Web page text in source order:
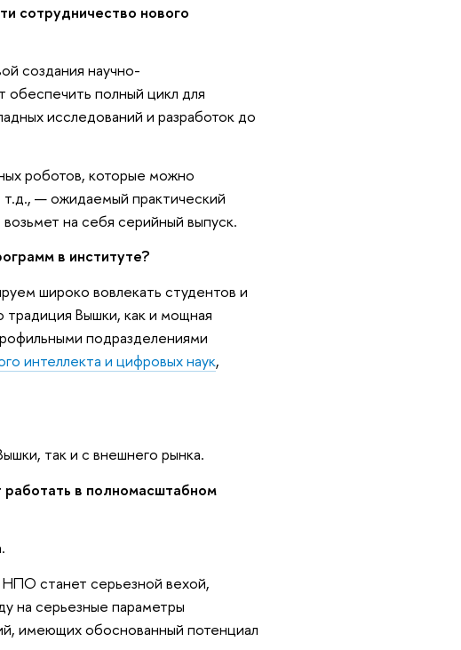
сотрудничество нового
создания научно-
полный цикл для
исследований и разработок до
роботов, которые можно
т.д., — ожидаемый практический
на себя серийный выпуск.
в институте?
широко вовлекать студентов и
традиция Вышки, как и мощная
подразделениями
интеллекта и цифровых наук,
так и с внешнего рынка.
в полномасштабном
станет серьезной вехой,
на серьезные параметры
имеющих обоснованный потенциал